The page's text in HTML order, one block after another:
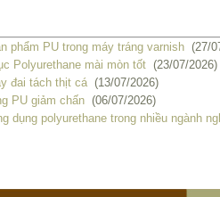
phẩm PU trong máy tráng varnish (27/
Polyurethane mài mòn tốt (23/07/2026)
đai tách thịt cá (13/07/2026)
PU giảm chấn (06/07/2026)
dụng polyurethane trong nhiều ngành